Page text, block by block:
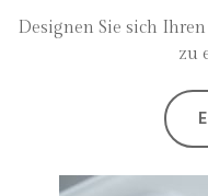
Designen Sie sich
zu